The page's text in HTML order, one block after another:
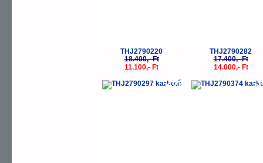
THJ2790220
18.400,- Ft
11.100,- Ft
THJ2790282
17.400,- Ft
14.000,- Ft
-20% -